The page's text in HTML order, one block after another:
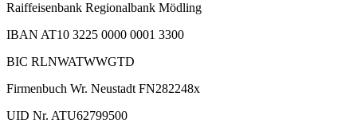
Raiffeisenbank Regionalbank Mödling
IBAN AT10 3225 0000 0001 3300
BIC RLNWATWWGTD
Firmenbuch Wr. Neustadt FN282248x
UID Nr. ATU62799500